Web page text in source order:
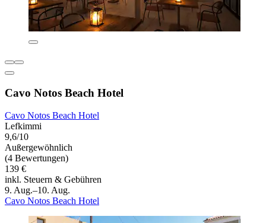
Cavo Notos Beach Hotel
Cavo Notos Beach Hotel
Lefkimmi
9,6/10
Außergewöhnlich
(4 Bewertungen)
139 €
inkl. Steuern & Gebühren
9. Aug.–10. Aug.
Cavo Notos Beach Hotel